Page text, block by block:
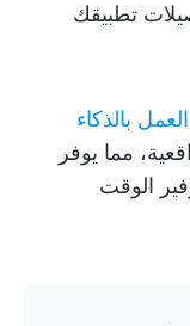
تطبيقك
بالذكاء
مما يوفر
الوقت